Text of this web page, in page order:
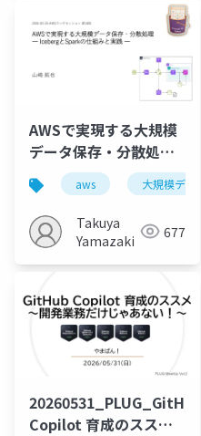
AWSで実現する大規模
データ保存・分散処理
―IcebergとSparkの仕
組みと実践―
aws 大規模データ
Takuya
Yamazaki
677
20260531_PLUG_GitHub
Copilot 育成のススメ_